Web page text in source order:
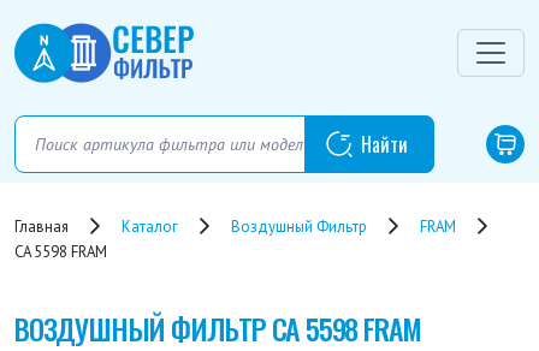
Главная Каталог Воздушный Фильтр
FRAM
CA 5598 FRAM
ВОЗДУШНЫЙ ФИЛЬТРCA 5598 FRAM